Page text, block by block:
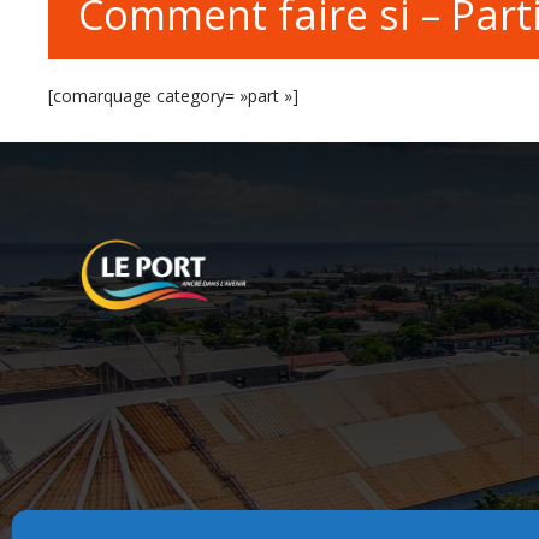
Comment faire si –
[comarquage category= »part »]